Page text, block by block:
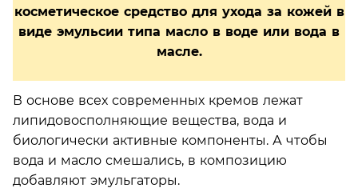
косметическое средство для ухода за кожей в
виде эмульсии типа масло в воде или вода в
масле.
В основе всех современных кремов лежат
липидовосполняющие вещества, вода и
биологически активные компоненты. А чтобы
вода и масло смешались, в композицию
добавляют эмульгаторы.